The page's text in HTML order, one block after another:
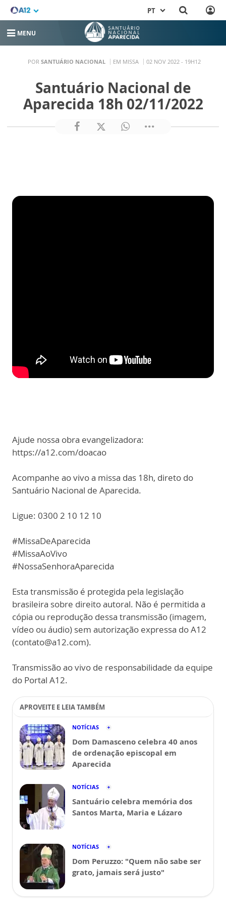
PT
MENU
POR SANTUÁRIO NACIONAL EM MISSA 02 NOV 2022 - 19H12
Santuário Nacional de
Aparecida 18h 02/11/2022
Ajude nossa obra evangelizadora:
https://a12.com/doacao
Acompanhe ao vivo a missa das 18h, direto do
Santuário Nacional de Aparecida.
Ligue: 0300 2 10 12 10
#MissaDeAparecida
#MissaAoVivo
#NossaSenhoraAparecida
Esta transmissão é protegida pela legislação
brasileira sobre direito autoral. Não é permitida a
cópia ou reprodução dessa transmissão (imagem,
vídeo ou áudio) sem autorização expressa do A12
(contato@a12.com).
Transmissão ao vivo de responsabilidade da equipe
do Portal A12.
APROVEITE E LEIA TAMBÉM
NOTÍCIAS
Dom Damasceno celebra 40 anos
de ordenação episcopal em
Aparecida
NOTÍCIAS
Santuário celebra memória dos
Santos Marta, Maria e Lázaro
NOTÍCIAS
Dom Peruzzo: "Quem não sabe ser
grato, jamais será justo"